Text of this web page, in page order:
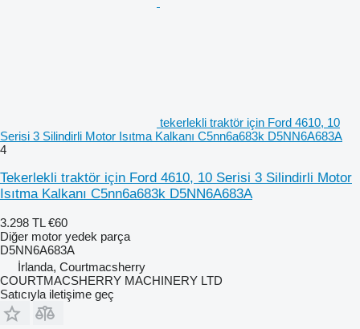
tekerlekli traktör için Ford 4610, 10
Serisi 3 Silindirli Motor Isıtma Kalkanı C5nn6a683k D5NN6A683A
4
Tekerlekli traktör için Ford 4610, 10 Serisi 3 Silindirli Motor
Isıtma Kalkanı C5nn6a683k D5NN6A683A
3.298 TL €60
Diğer motor yedek parça
D5NN6A683A
İrlanda, Courtmacsherry
COURTMACSHERRY MACHINERY LTD
Satıcıyla iletişime geç